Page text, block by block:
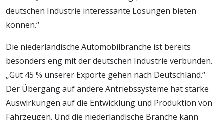
deutschen Industrie interessante Lösungen bieten
können.“
Die niederländische Automobilbranche ist bereits
besonders eng mit der deutschen Industrie verbunden.
„Gut 45 % unserer Exporte gehen nach Deutschland.“
Der Übergang auf andere Antriebssysteme hat starke
Auswirkungen auf die Entwicklung und Produktion von
Fahrzeugen. Und die niederländische Branche kann